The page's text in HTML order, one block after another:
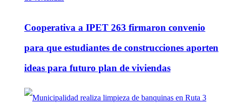
Cooperativa a IPET 263 firmaron convenio
para que estudiantes de construcciones aporten
ideas para futuro plan de viviendas